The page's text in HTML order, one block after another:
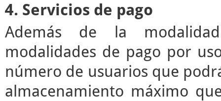
4. Servicios de pago
Además de la
modalidades de pago por
número de usuarios que
almacenamiento máximo